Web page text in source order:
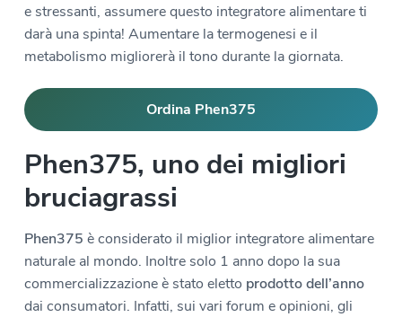
e stressanti, assumere questo integratore alimentare ti
darà una spinta! Aumentare la termogenesi e il
metabolismo migliorerà il tono durante la giornata.
Ordina Phen375
Phen375, uno dei migliori
bruciagrassi
Phen375 è considerato il miglior integratore alimentare
naturale al mondo. Inoltre solo 1 anno dopo la sua
commercializzazione è stato eletto prodotto dell’anno
dai consumatori. Infatti, sui vari forum e opinioni, gli